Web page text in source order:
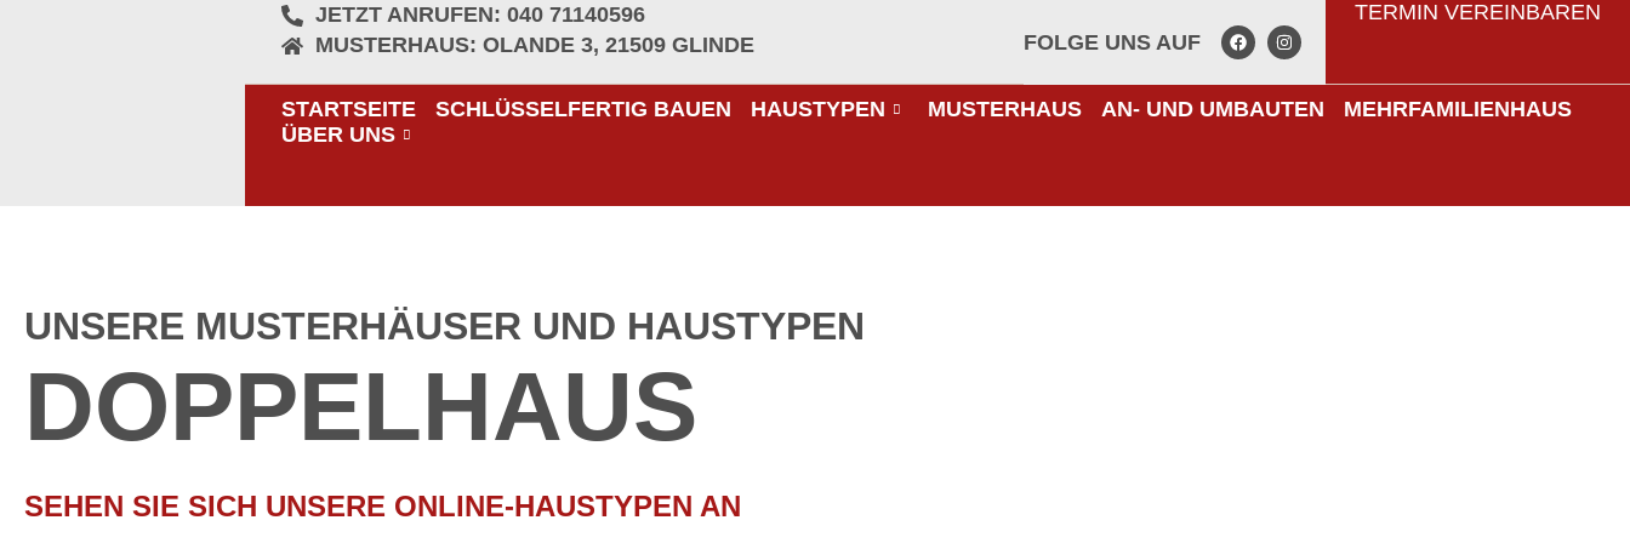
JETZT ANRUFEN: 040 71140596
MUSTERHAUS: OLANDE 3, 21509 GLINDE
FOLGE UNS AUF
TERMIN VEREINBAREN
STARTSEITE SCHLÜSSELFERTIG BAUEN HAUSTYPEN MUSTERHAUS AN- UND UMBAUTEN
MEHRFAMILIENHAUS
ÜBER UNS
UNSERE MUSTERHÄUSER UND HAUSTYPEN
DOPPELHAUS
SEHEN SIE SICH UNSERE ONLINE-HAUSTYPEN AN